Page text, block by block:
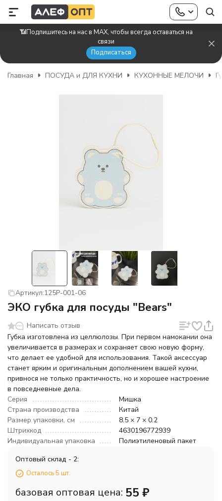
📶Подпишитесь на нас в MAX, чтобы всегда оставаться на
связи
Подписаться
Главная ПОСУДА и ДЛЯ КУХНИ КУХОННЫЕ МЕЛОЧИ
Артикул:125P-001-06
ЭКО губка для посуды "Bears"
Написать отзыв
Губка изготовлена из целлюлозы. При первом намокании она
увеличивается в размерах и сохраняет свою новую форму,
что делает ее удобной для использования. Такой аксессуар
станет ярким и оригинальным дополнением вашей кухни,
привнося не только практичность, но и хорошее настроение
в повседневные дела.
Серия
Мишка
Страна производства
Китай
Размер упаковки, см
8.5 × 7 × 0.2
Штрихкод
4630196772939
Индивидуальная упаковка
Полиэтиленовый пакет
Оптовый склад - 2:
Осталось 5 шт.
базовая оптовая цена: 55 ₽